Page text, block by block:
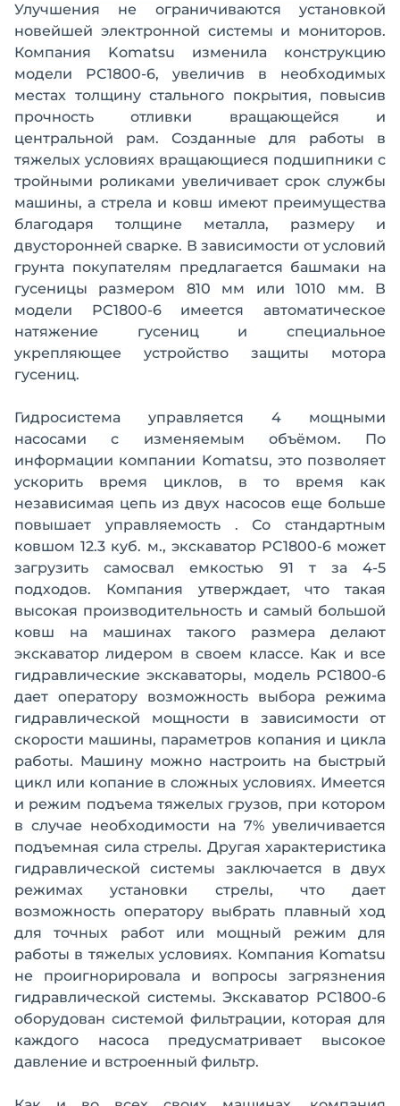
Улучшения не ограничиваются установкой
новейшей электронной системы и мониторов.
Компания Komatsu изменила конструкцию
модели PC1800-6, увеличив в необходимых
местах толщину стального покрытия, повысив
прочность отливки вращающейся и
центральной рам. Созданные для работы в
тяжелых условиях вращающиеся подшипники с
тройными роликами увеличивает срок службы
машины, а стрела и ковш имеют преимущества
благодаря толщине металла, размеру и
двусторонней сварке. В зависимости от условий
грунта покупателям предлагается башмаки на
гусеницы размером 810 мм или 1010 мм. В
модели PC1800-6 имеется автоматическое
натяжение гусениц и специальное
укрепляющее устройство защиты мотора
гусениц.
Гидросистема управляется 4 мощными
насосами с изменяемым объёмом. По
информации компании Komatsu, это позволяет
ускорить время циклов, в то время как
независимая цепь из двух насосов еще больше
повышает управляемость . Со стандартным
ковшом 12.3 куб. м., экскаватор PC1800-6 может
загрузить самосвал емкостью 91 т за 4-5
подходов. Компания утверждает, что такая
высокая производительность и самый большой
ковш на машинах такого размера делают
экскаватор лидером в своем классе. Как и все
гидравлические экскаваторы, модель PC1800-6
дает оператору возможность выбора режима
гидравлической мощности в зависимости от
скорости машины, параметров копания и цикла
работы. Машину можно настроить на быстрый
цикл или копание в сложных условиях. Имеется
и режим подъема тяжелых грузов, при котором
в случае необходимости на 7% увеличивается
подъемная сила стрелы. Другая характеристика
гидравлической системы заключается в двух
режимах установки стрелы, что дает
возможность оператору выбрать плавный ход
для точных работ или мощный режим для
работы в тяжелых условиях. Компания Komatsu
не проигнорировала и вопросы загрязнения
гидравлической системы. Экскаватор PC1800-6
оборудован системой фильтрации, которая для
каждого насоса предусматривает высокое
давление и встроенный фильтр.